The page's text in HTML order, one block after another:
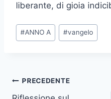
liberante, di gioia
#ANNO A #vangelo
PRECEDENTE